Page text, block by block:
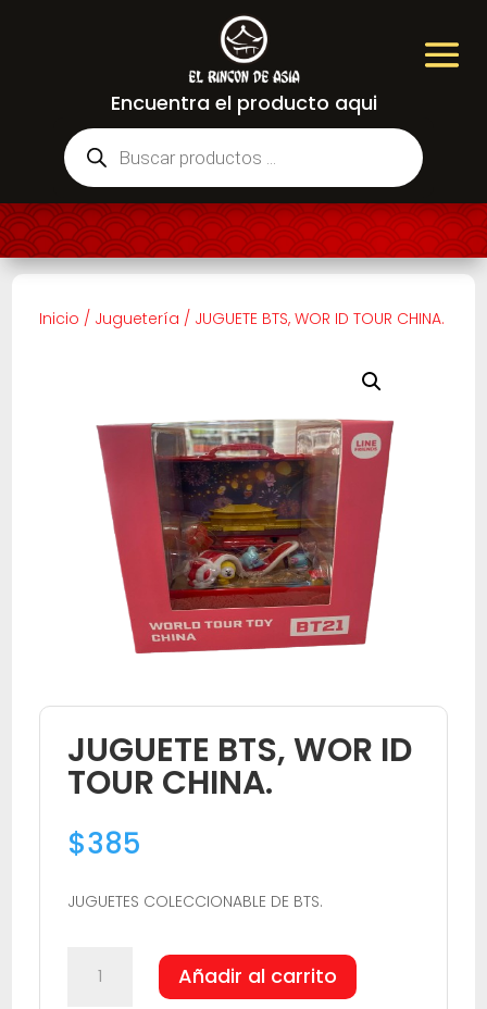
Encuentra el producto aqui
Búsqueda
de
productos
Inicio / Juguetería / JUGUETE BTS, WOR ID TOUR CHINA.
JUGUETE BTS, WOR ID
TOUR CHINA.
$385
JUGUETES COLECCIONABLE DE BTS.
Añadir al carrito